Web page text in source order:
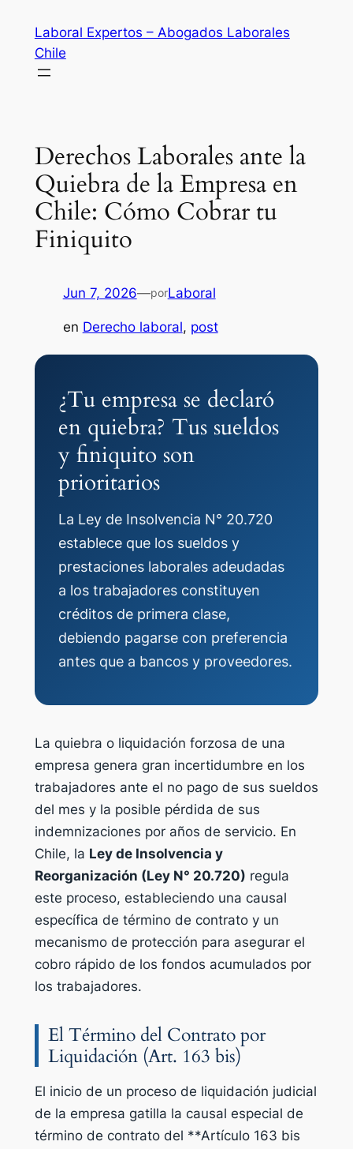
contenido
Laboral Expertos – Abogados Laborales
Chile
Derechos Laborales ante la
Quiebra de la Empresa en
Chile: Cómo Cobrar tu
Finiquito
Jun 7, 2026—porLaboral
en Derecho laboral, post
¿Tu empresa se declaró
en quiebra? Tus sueldos
y finiquito son
prioritarios
La Ley de Insolvencia N° 20.720
establece que los sueldos y
prestaciones laborales adeudadas
a los trabajadores constituyen
créditos de primera clase,
debiendo pagarse con preferencia
antes que a bancos y proveedores.
La quiebra o liquidación forzosa de una
empresa genera gran incertidumbre en los
trabajadores ante el no pago de sus sueldos
del mes y la posible pérdida de sus
indemnizaciones por años de servicio. En
Chile, la Ley de Insolvencia y
Reorganización (Ley N° 20.720) regula
este proceso, estableciendo una causal
específica de término de contrato y un
mecanismo de protección para asegurar el
cobro rápido de los fondos acumulados por
los trabajadores.
El Término del Contrato por
Liquidación (Art. 163 bis)
El inicio de un proceso de liquidación judicial
de la empresa gatilla la causal especial de
término de contrato del **Artículo 163 bis